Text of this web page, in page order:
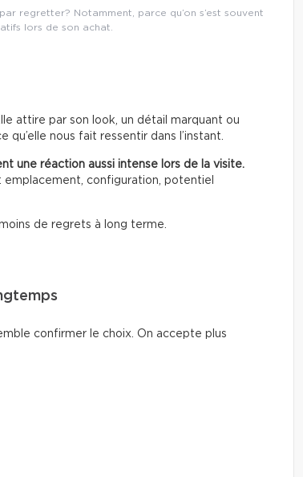
regretter? Notamment, parce qu’on s’est souvent
lors de son achat.
attire par son look, un détail marquant ou
nous fait ressentir dans l’instant.
une réaction aussi intense lors de la visite.
configuration, potentiel
de regrets à long terme.
confirmer le choix. On accepte plus